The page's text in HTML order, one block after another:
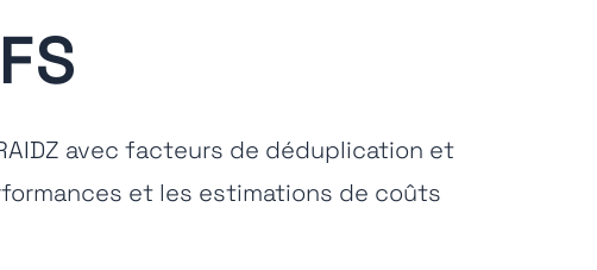
avec facteurs de déduplication et
et les estimations de coûts